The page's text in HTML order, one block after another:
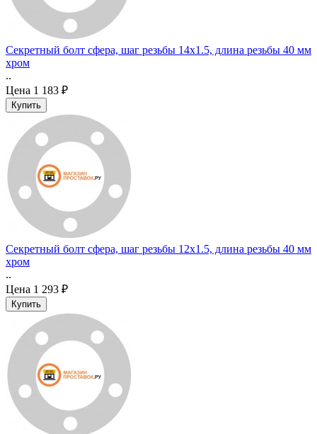
Секретный болт сфера, шаг резьбы 14x1.5, длина резьбы 40 мм
хром
..
Цена 1 183 ₽
Секретный болт сфера, шаг резьбы 12x1.5, длина резьбы 40 мм
хром
..
Цена 1 293 ₽